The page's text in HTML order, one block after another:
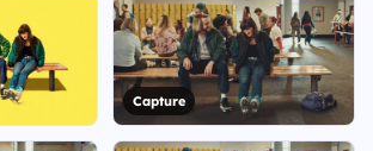
Capture